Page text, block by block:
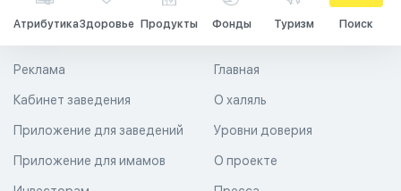
АтрибутикаЗдоровье Продукты Фонды Туризм Поиск
Главная
О халяль
Уровни доверия
Реклама
Кабинет заведения
Приложение для заведений
Приложение для имамов О проекте